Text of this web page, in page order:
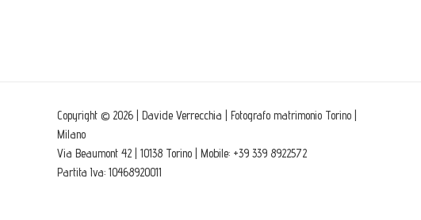
Copyright © 2026 | Davide Verrecchia | Fotografo matrimonio Torino |
Milano
Via Beaumont 42 | 10138 Torino | Mobile: +39 339 8922572
Partita Iva: 10468920011